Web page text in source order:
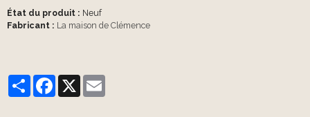
État du produit : Neuf
Fabricant : La maison de Clémence
PartagerFacebook
X